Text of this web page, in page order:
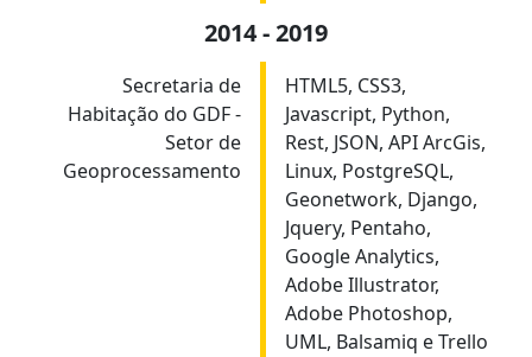
2014 - 2019
Secretaria de
Habitação do GDF -
Setor de
Geoprocessamento
HTML5, CSS3,
Javascript, Python,
Rest, JSON, API ArcGis,
Linux, PostgreSQL,
Geonetwork, Django,
Jquery, Pentaho,
Google Analytics,
Adobe Illustrator,
Adobe Photoshop,
UML, Balsamiq e Trello